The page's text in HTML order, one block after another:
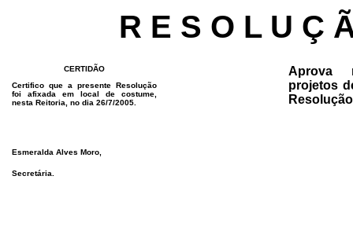
R E S O L U Ç
CERTIDÃO
Certifico que a presente Resolução
foi afixada em local de costume,
nesta Reitoria, no dia 26/7/2005.
Esmeralda Alves Moro,
Secretária.
Aprova
projetos